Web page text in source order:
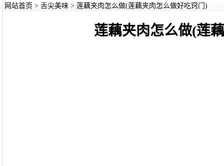
网站首页 > 舌尖美味> 莲藕夹肉怎么做(莲藕夹肉怎么做好吃窍门)
莲藕夹肉怎么做(莲